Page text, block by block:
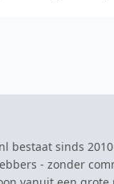
bestaat sinds
- zonder